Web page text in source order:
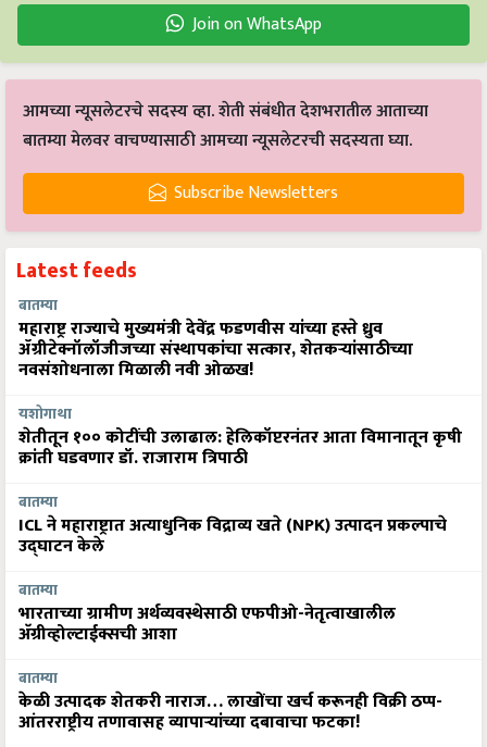
Join on WhatsApp
आमच्या न्यूसलेटरचे सदस्य व्हा. शेती संबंधीत देशभरातील आताच्या
बातम्या मेलवर वाचण्यासाठी आमच्या न्यूसलेटरची सदस्यता घ्या.
Subscribe Newsletters
Latest feeds
बातम्या
महाराष्ट्र राज्याचे मुख्यमंत्री देवेंद्र फडणवीस यांच्या हस्ते ध्रुव
ॲग्रीटेक्नॉलॉजीजच्या संस्थापकांचा सत्कार, शेतकऱ्यांसाठीच्या
नवसंशोधनाला मिळाली नवी ओळख!
यशोगाथा
शेतीतून १०० कोटींची उलाढाल: हेलिकॉप्टरनंतर आता विमानातून कृषी
क्रांती घडवणार डॉ. राजाराम त्रिपाठी
बातम्या
ICL ने महाराष्ट्रात अत्याधुनिक विद्राव्य खते (NPK) उत्पादन प्रकल्पाचे
उद्घाटन केले
बातम्या
भारताच्या ग्रामीण अर्थव्यवस्थेसाठी एफपीओ-नेतृत्वाखालील
अ‍ॅग्रीव्होल्टाईक्सची आशा
बातम्या
केळी उत्पादक शेतकरी नाराज… लाखोंचा खर्च करूनही विक्री ठप्प-
आंतरराष्ट्रीय तणावासह व्यापाऱ्यांच्या दबावाचा फटका!